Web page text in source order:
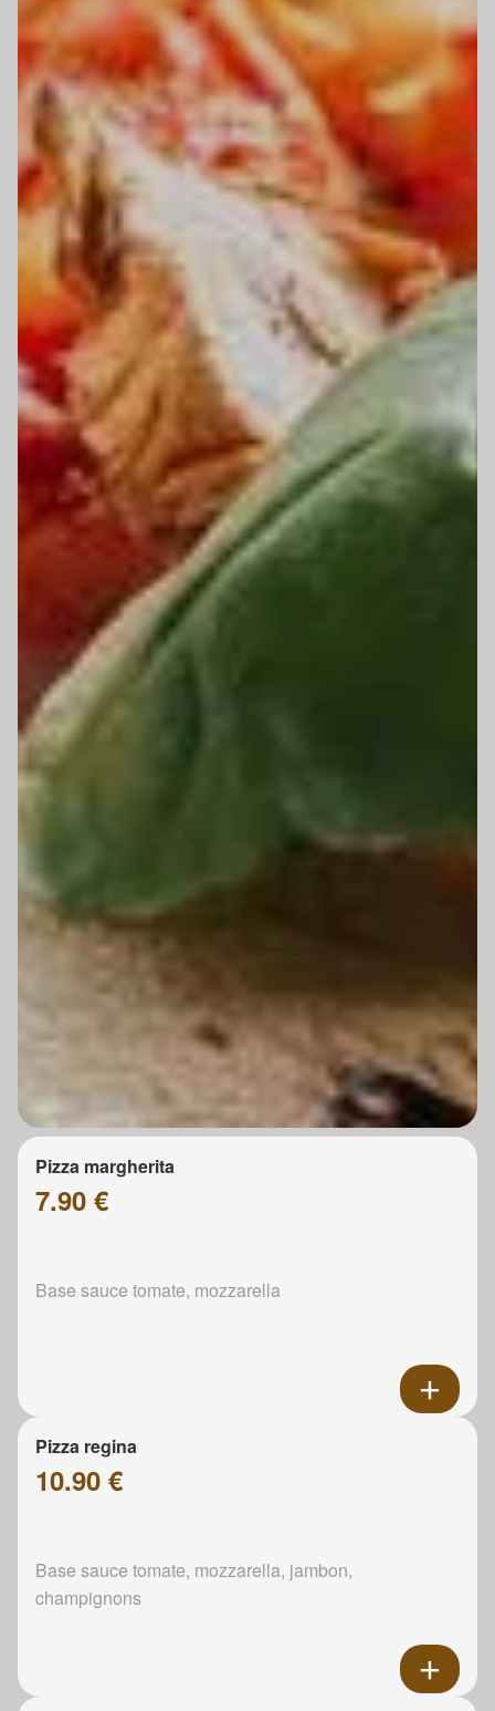
Pizza margherita
7.90 €
Base sauce tomate, mozzarella
Pizza regina
10.90 €
Base sauce tomate, mozzarella, jambon,
champignons